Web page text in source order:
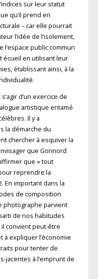
sur leur statut
qu’il prend en
– car elle pourrait
l’idée de l’isolement,
l’espace public commun
écueil en utilisant leur
établissant ainsi, à la
d’un exercice de
artistique entamé
Il y a
la démarche du
chercher à esquiver la
que Gonnord
que « tout
reprendre la
En important dans la
de composition
photographe parvient
de nos habitudes
convient peut-être
à expliquer l’économie
pour tenter de
jacentes à l’emprunt de